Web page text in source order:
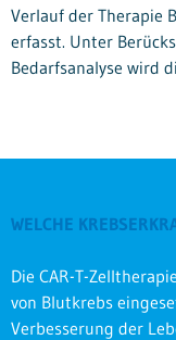
Verlauf der Therapie
erfasst. Unter
Bedarfsanalyse wird
WELCHE
Die CAR-T-
von Blutkrebs
Verbesserung der